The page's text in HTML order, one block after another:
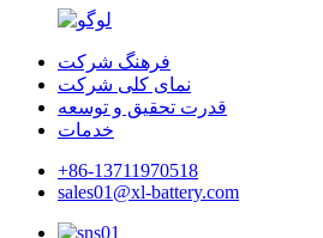
فرهنگ شرکت
نمای کلی شرکت
قدرت تحقیق و توسعه
خدمات
+86-13711970518
sales01@xl-battery.com